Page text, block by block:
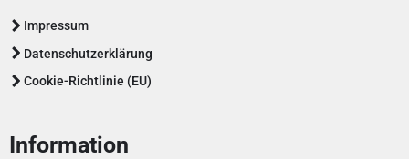
Impressum
Datenschutzerklärung
Cookie-Richtlinie (EU)
Information